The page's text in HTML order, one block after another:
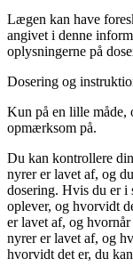
Lægen kan have
angivet i denne
oplysningerne på
Dosering og
Kun på en lille måde,
opmærksom på.
Du kan kontrollere
nyrer er lavet af, og
dosering. Hvis du er i
oplever, og hvorvidt
er lavet af, og
nyrer er lavet af, og
hvorvidt det er, du